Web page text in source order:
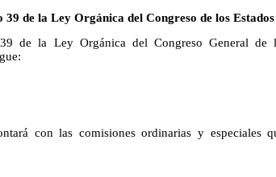
de la Ley Orgánica del Congreso de los
de la Ley Orgánica del Congreso General de
con las comisiones ordinarias y especiales